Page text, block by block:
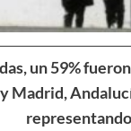
un 59%
Madrid,